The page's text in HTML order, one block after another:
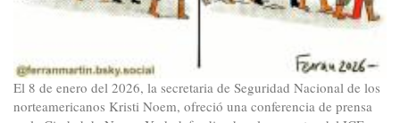
El 8 de enero del 2026, la secretaria de Seguridad Nacional de los
norteamericanos Kristi Noem, ofreció una conferencia de prensa